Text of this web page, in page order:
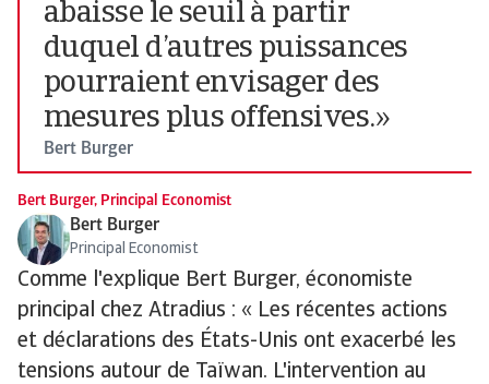
abaisse le seuil à partir
duquel d’autres puissances
pourraient envisager des
mesures plus offensives.»
Bert Burger
Bert Burger, Principal Economist
Bert Burger
Principal Economist
Comme l'explique Bert Burger, économiste
principal chez Atradius : « Les récentes actions
et déclarations des États-Unis ont exacerbé les
tensions autour de Taïwan. L'intervention au